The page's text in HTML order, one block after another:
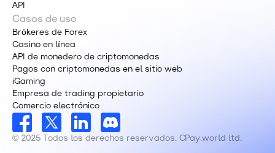
API
Casos de uso
Brókeres de Forex
Casino en línea
API de monedero de criptomonedas
Pagos con criptomonedas en el sitio web
iGaming
Empresa de trading propietario
Comercio electrónico
© 2025 Todos los derechos reservados. CPay.world ltd.